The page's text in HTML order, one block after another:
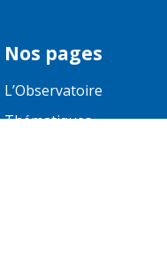
Nos pages
L’Observatoire
Thématiques